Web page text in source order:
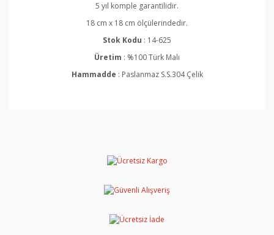
5 yıl komple garantilidir.
18 cm x 18 cm ölçülerindedir.
Stok Kodu : 14-625
Üretim : %100 Türk Malı
Hammadde : Paslanmaz S.S.304 Çelik
Yorum Yaz
Ürün açıklamasında eksik bilgiler bulunuyor.